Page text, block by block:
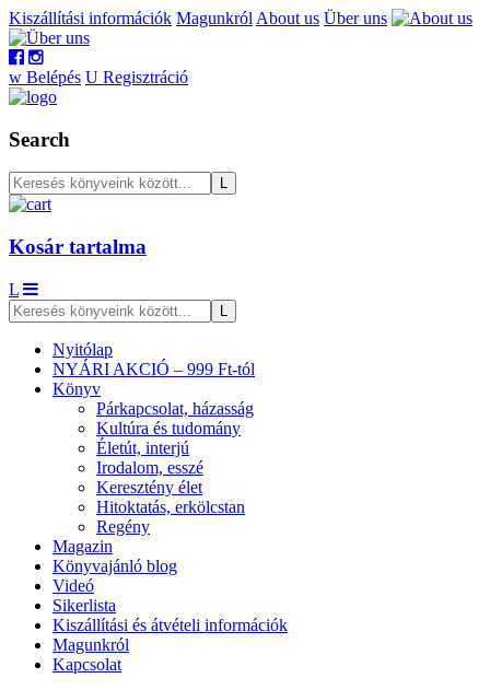
Kiszállítási információk Magunkról About us Über uns
w Belépés U Regisztráció
Search
Kosár tartalma
L
Nyitólap
NYÁRI AKCIÓ – 999 Ft-tól
Könyv
Párkapcsolat, házasság
Kultúra és tudomány
Életút, interjú
Irodalom, esszé
Keresztény élet
Hitoktatás, erkölcstan
Regény
Magazin
Könyvajánló blog
Videó
Sikerlista
Kiszállítási és átvételi információk
Magunkról
Kapcsolat